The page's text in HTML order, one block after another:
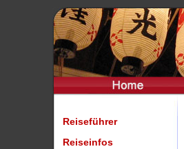
Reiseführer
Reiseinfos